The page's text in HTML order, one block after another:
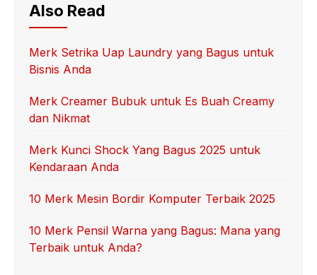
Also Read
Merk Setrika Uap Laundry yang Bagus untuk
Bisnis Anda
Merk Creamer Bubuk untuk Es Buah Creamy
dan Nikmat
Merk Kunci Shock Yang Bagus 2025 untuk
Kendaraan Anda
10 Merk Mesin Bordir Komputer Terbaik 2025
10 Merk Pensil Warna yang Bagus: Mana yang
Terbaik untuk Anda?